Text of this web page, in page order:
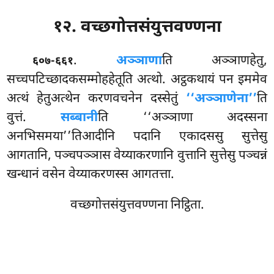
१२. वच्छगोत्तसंयुत्तवण्णना
६०७-६६१. अञ्ञाणाति अञ्ञाणहेतु,
सच्चपटिच्छादकसम्मोहहेतूति अत्थो. अट्ठकथायं पन इममेव
अत्थं हेतुअत्थेन करणवचनेन दस्सेतुं ‘‘अञ्ञाणेना’’ति
वुत्तं.सब्बानीति ‘‘अञ्ञाणा अदस्सना
अनभिसमया’’तिआदीनि पदानि एकादससु सुत्तेसु
आगतानि, पञ्चपञ्ञास वेय्याकरणानि वुत्तानि सुत्तेसु पञ्चन्नं
खन्धानं वसेन वेय्याकरणस्स आगतत्ता.
वच्छगोत्तसंयुत्तवण्णना निट्ठिता.